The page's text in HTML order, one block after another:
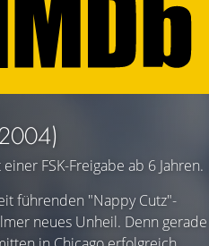
FSK-Freigabe ab 6 Jahren.
führenden "Nappy Cutz"-
neues Unheil. Denn